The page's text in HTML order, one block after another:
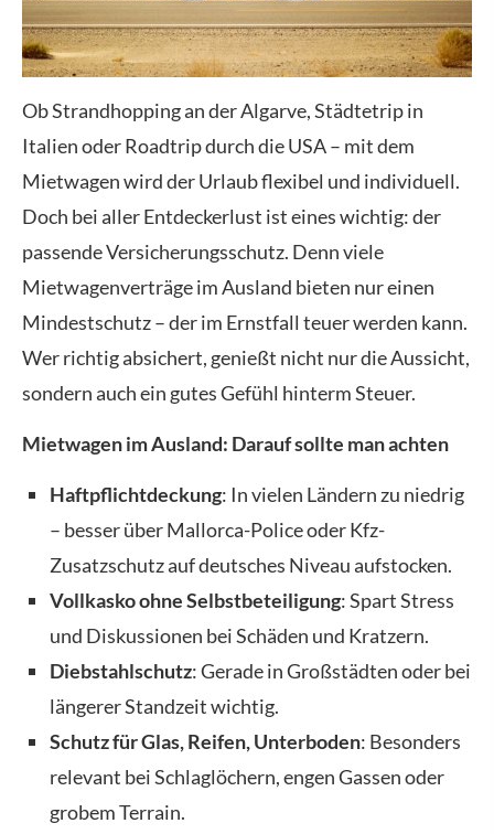
Ob Strandhopping an der Algarve, Städtetrip in
Italien oder Roadtrip durch die USA – mit dem
Mietwagen wird der Urlaub flexibel und individuell.
Doch bei aller Entdeckerlust ist eines wichtig: der
passende Versicherungsschutz. Denn viele
Mietwagenverträge im Ausland bieten nur einen
Mindestschutz – der im Ernstfall teuer werden kann.
Wer richtig absichert, genießt nicht nur die Aussicht,
sondern auch ein gutes Gefühl hinterm Steuer.
Mietwagen im Ausland: Darauf sollte man achten
Haft­pflichtdeckung: In vielen Ländern zu niedrig
– besser über Mallorca-Police oder Kfz-
Zusatzschutz auf deutsches Niveau aufstocken.
Vollkaskoohne Selbstbeteiligung: Spart Stress
und Diskussionen bei Schäden und Kratzern.
Diebstahlschutz: Gerade in Großstädten oder bei
längerer Standzeit wichtig.
Schutz für Glas, Reifen, Unterboden: Besonders
relevant bei Schlaglöchern, engen Gassen oder
grobem Terrain.